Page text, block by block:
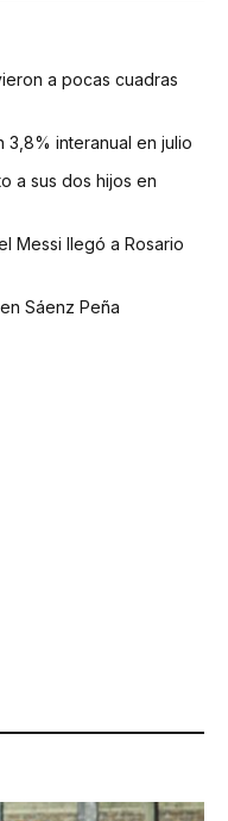
a pocas cuadras
3,8% interanual en julio
a sus dos hijos en
Messi llegó a Rosario
Sáenz Peña